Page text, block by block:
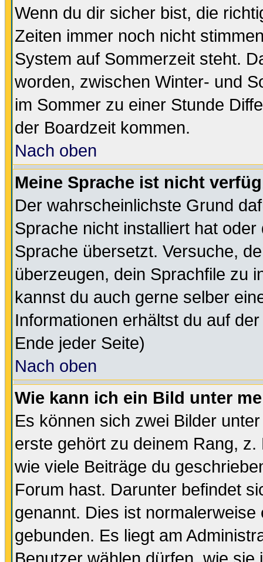
Wenn du dir sicher bist, die
Zeiten immer noch nicht
System auf Sommerzeit steht.
worden, zwischen Winter- und
im Sommer zu einer Stunde
der Boardzeit kommen.
Nach oben
Meine Sprache ist nicht
Der wahrscheinlichste Grund
Sprache nicht installiert hat
Sprache übersetzt. Versuche,
überzeugen, dein Sprachfile zu
kannst du auch gerne selber
Informationen erhältst du auf
Ende jeder Seite)
Nach oben
Wie kann ich ein Bild unter
Es können sich zwei Bilder
erste gehört zu deinem Rang,
wie viele Beiträge du
Forum hast. Darunter befindet
genannt. Dies ist
gebunden. Es liegt am